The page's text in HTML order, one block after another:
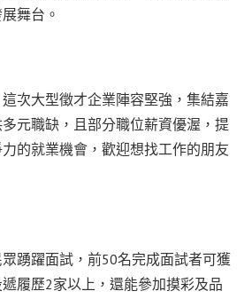
舞台。
次大型徵才企業陣容堅強，集結嘉
元職缺，且部分職位薪資優渥，提
的就業機會，歡迎想找工作的朋友
踴躍面試，前50名完成面試者可獲
履歷2家以上，還能參加摸彩及品